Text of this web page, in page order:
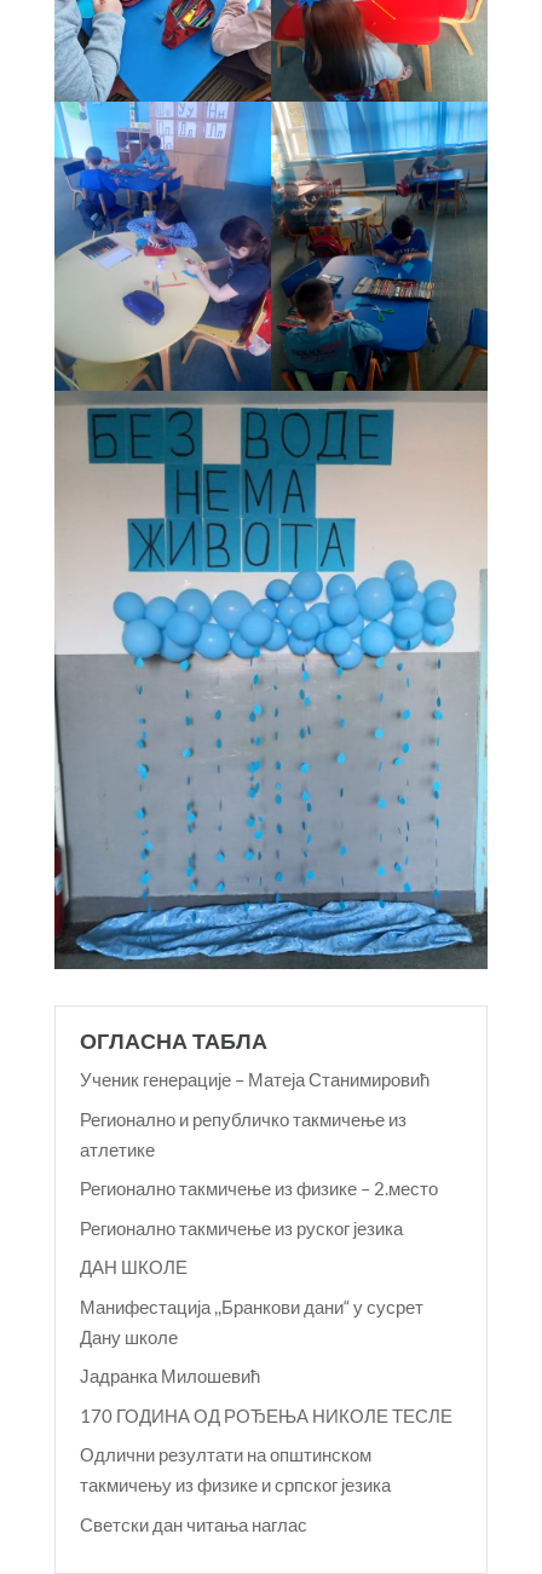
ОГЛАСНА ТАБЛА
Ученик генерације – Матеја Станимировић
Регионално и републичко такмичење из
атлетике
Регионално такмичење из физике – 2.место
Регионално такмичење из руског језика
ДАН ШКОЛЕ
Манифестација ,,Бранкови дани“ у сусрет
Дану школе
Јадранка Милошевић
170 ГОДИНА ОД РОЂЕЊА НИКОЛЕ ТЕСЛЕ
Одлични резултати на општинском
такмичењу из физике и српског језика
Светски дан читања наглас